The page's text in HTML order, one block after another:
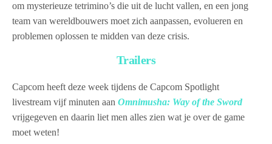
om mysterieuze tetrimino’s die uit de lucht vallen, en een jong
team van wereldbouwers moet zich aanpassen, evolueren en
problemen oplossen te midden van deze crisis.
Trailers
Capcom heeft deze week tijdens de Capcom Spotlight
livestream vijf minuten aanOmnimusha: Way of the Sword
vrijgegeven en daarin liet men alles zien wat je over de game
moet weten!